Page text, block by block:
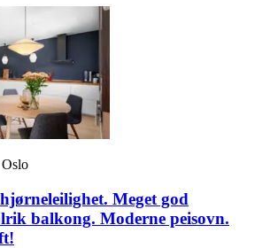
Meget god
balkong. Moderne peisovn.